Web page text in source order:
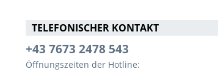
TELEFONISCHER KONTAKT
+43 7673 2478 543
Öffnungszeiten der Hotline: